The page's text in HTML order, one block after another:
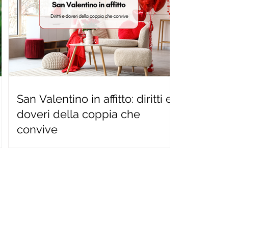
San Valentino in affitto: diritti e
doveri della coppia che
convive